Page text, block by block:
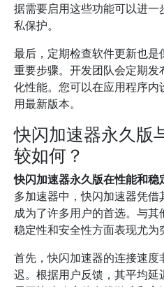
据需要启用这些功能可以进
私保护。
最后，定期检查软件更新也
重要步骤。开发团队会定期
化性能。您可以在应用程序
用最新版本。
快闪加速器永久版
较如何？
快闪加速器永久版在性能和稳
多加速器中，快闪加速器凭借
成为了许多用户的首选。与其
稳定性和安全性方面表现尤为
首先，快闪加速器的连接速
迟。根据用户反馈，其平均